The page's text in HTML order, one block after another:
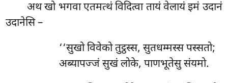
अथखो भगवा एतमत्थं विदित्वा तायं वेलायं इमं उदानं
उदानेसि –
‘‘सुखो विवेको तुट्ठस्स, सुतधम्मस्स पस्सतो;
अब्यापज्जं सुखं लोके, पाणभूतेसु संयमो.